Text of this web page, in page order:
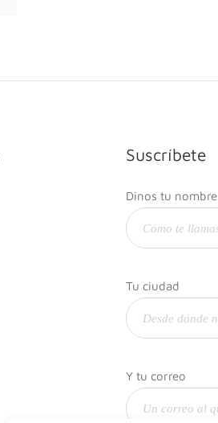
Suscríbete
Dinos tu nombre
Tu ciudad
Y tu correo